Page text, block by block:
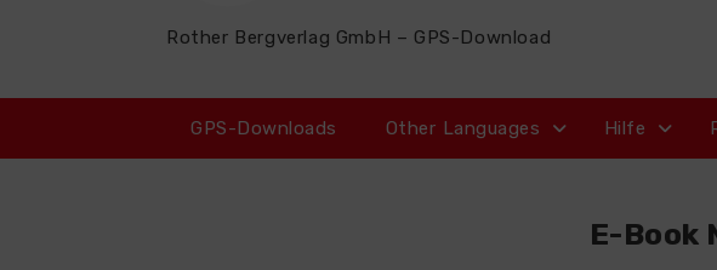
Rother Bergverlag GmbH – GPS-Download
GPS-Downloads Other Languages Hilfe
E-Book